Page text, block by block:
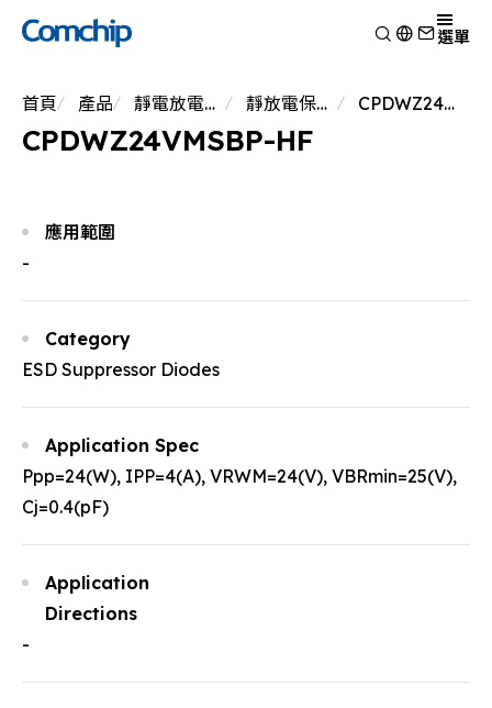
選單
產品
開關二極體
蕭特基二極體
整流二極體
電晶體
金氧半導體場效電晶體
齊納二極體
橋式整流器
消費電子
技術能力
檢視
生產製造
關於典琦
關於典琦
檢視
公司新聞
首頁 產品 靜電放電保護元件 靜放電保護元件 CPDWZ24VMSBP-HF
CPDWZ24VMSBP-HF
應用範圍
-
Category
ESD Suppressor Diodes
Application Spec
Ppp=24(W), IPP=4(A), VRWM=24(V), VBRmin=25(V),
Cj=0.4(pF)
Application
Directions
-